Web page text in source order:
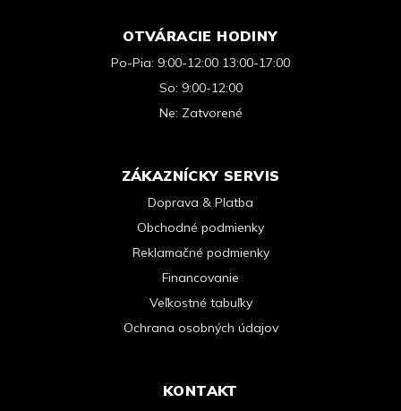
OTVÁRACIE HODINY
Po-Pia: 9:00-12:00 13:00-17:00
So: 9:00-12:00
Ne: Zatvorené
ZÁKAZNÍCKY SERVIS
Doprava & Platba
Obchodné podmienky
Reklamačné podmienky
Financovanie
Veľkostné tabuľky
Ochrana osobných údajov
KONTAKT